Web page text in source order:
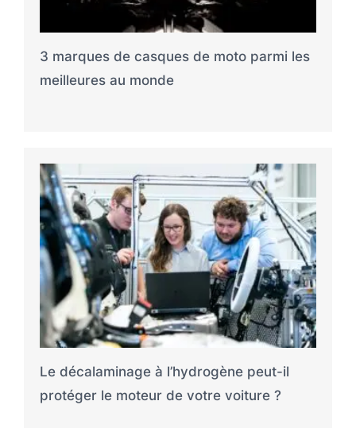
3 marques de casques de moto parmi les
meilleures au monde
Le décalaminage à l’hydrogène peut-il
protéger le moteur de votre voiture ?